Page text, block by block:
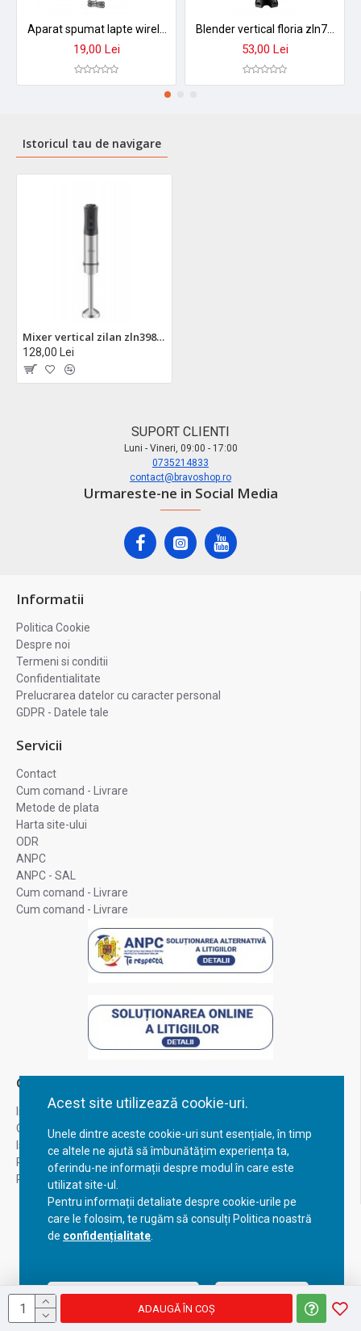
Acest site utilizează cookie-uri.
Unele dintre aceste cookie-uri sunt esențiale, în timp
ce altele ne ajută să îmbunătățim experiența ta,
oferindu-ne informații despre modul în care este
utilizat site-ul.
Pentru informații detaliate despre cookie-urile pe
care le folosim, te rugăm să consulți Politica noastră
de confidențialitate
Acceptă setările curente Configurează
ADAUGĂ ÎN COŞ
19,00 Lei 53,00 Lei
Istoricul tau de navigare
Mixer vertical zilan zln3984 - 1200w, 12 viteze, afisaj digital, functie turbo, inox
128,00 Lei
SUPORT CLIENTI
Luni - Vineri, 09:00 - 17:00
0735214833
contact@bravoshop.ro
Urmareste-ne in Social Media
Informatii
Politica Cookie
Despre noi
Termeni si conditii
Confidentialitate
Prelucrarea datelor cu caracter personal
GDPR - Datele tale
Servicii
Contact
Cum comand - Livrare
Metode de plata
Harta site-ului
ODR
ANPC
ANPC - SAL
Cum comand - Livrare
Cum comand - Livrare
Contul Meu
Inregistrare
Contul meu
Istoric comenzi
Recuperare parola
Returnare produs
Copyright © 2023, BravoShop, toate drepturile rezervate!